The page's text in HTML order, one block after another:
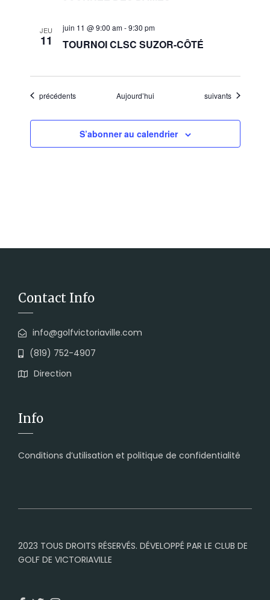
JEU
11 TOURNOI CLSC SUZOR-CÔTÉ
juin 11 @ 9:00 am-9:30 pm
Évènements
précédents Aujourd’hui Évènements
suivants
S’abonner au calendrier
Contact Info
info@golfvictoriaville.com
(819) 752-4907
Direction
Info
Conditions d’utilisation et politique de confidentialité
2023 TOUS DROITS RÉSERVÉS. DÉVELOPPÉ PAR LE CLUB DE
GOLF DE VICTORIAVILLE